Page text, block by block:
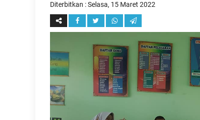
Diterbitkan :Selasa, 15 Maret 2022